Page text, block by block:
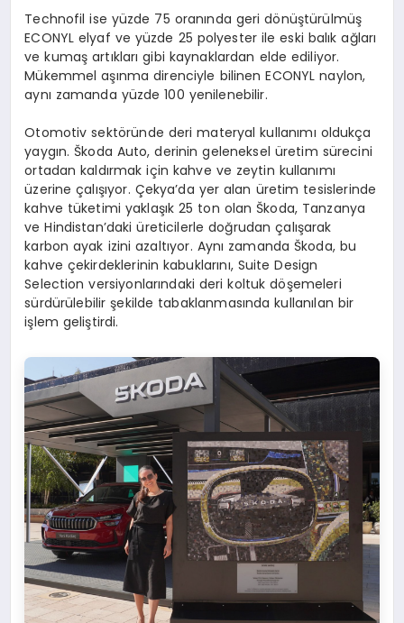
Technofil ise yüzde 75 oranında geri dönüştürülmüş
ECONYL elyaf ve yüzde 25 polyester ile eski balık ağları
ve kumaş artıkları gibi kaynaklardan elde ediliyor.
Mükemmel aşınma direnciyle bilinen ECONYL naylon,
aynı zamanda yüzde 100 yenilenebilir.
Otomotiv sektöründe deri materyal kullanımı oldukça
yaygın. Škoda Auto, derinin geleneksel üretim sürecini
ortadan kaldırmak için kahve ve zeytin kullanımı
üzerine çalışıyor. Çekya’da yer alan üretim tesislerinde
kahve tüketimi yaklaşık 25 ton olan Škoda, Tanzanya
ve Hindistan’daki üreticilerle doğrudan çalışarak
karbon ayak izini azaltıyor. Aynı zamanda Škoda, bu
kahve çekirdeklerinin kabuklarını, Suite Design
Selection versiyonlarındaki deri koltuk döşemeleri
sürdürülebilir şekilde tabaklanmasında kullanılan bir
işlem geliştirdi.